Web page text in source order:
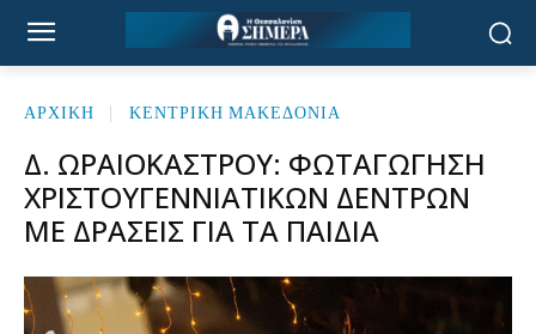
ΑΡΧΙΚΉ ΚΕΝΤΡΙΚΗ ΜΑΚΕΔΟΝΙΑ
Δ. ΩΡΑΙΟΚΆΣΤΡΟΥ: ΦΩΤΑΓΏΓΗΣΗ
ΧΡΙΣΤΟΥΓΕΝΝΙΆΤΙΚΩΝ ΔΈΝΤΡΩΝ
ΜΕ ΔΡΆΣΕΙΣ ΓΙΑ ΤΑ ΠΑΙΔΙΆ